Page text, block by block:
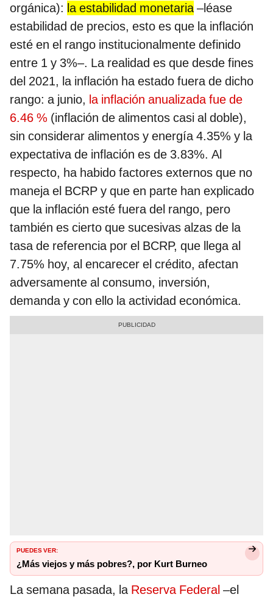
orgánica): la estabilidad monetaria–léase
estabilidad de precios, esto es que la inflación
esté en el rango institucionalmente definido
entre 1 y 3%–. La realidad es que desde fines
del 2021, la inflación ha estado fuera de dicho
rango: a junio, la inflación anualizada fue de
6.46 % (inflación de alimentos casi al doble),
sin considerar alimentos y energía 4.35% y la
expectativa de inflación es de 3.83%. Al
respecto, ha habido factores externos que no
maneja el BCRP y que en parte han explicado
que la inflación esté fuera del rango, pero
también es cierto que sucesivas alzas de la
tasa de referencia por el BCRP, que llega al
7.75% hoy, al encarecer el crédito, afectan
adversamente al consumo, inversión,
demanda y con ello la actividad económica.
PUEDES VER:
¿Más viejos y más pobres?, por Kurt Burneo
La semana pasada, la Reserva Federal –el